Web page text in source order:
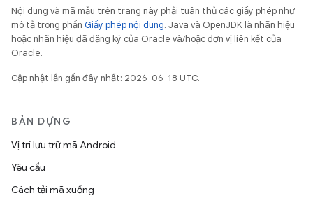
Nội dung và mã mẫu trên trang này phải tuân thủ các giấy phép như
mô tả trong phần Giấy phép nội dung. Java và OpenJDK là nhãn hiệu
hoặc nhãn hiệu đã đăng ký của Oracle và/hoặc đơn vị liên kết của
Oracle.
Cập nhật lần gần đây nhất: 2026-06-18 UTC.
BẢN DỰNG
Vị trí lưu trữ mã Android
Yêu cầu
Cách tải mã xuống